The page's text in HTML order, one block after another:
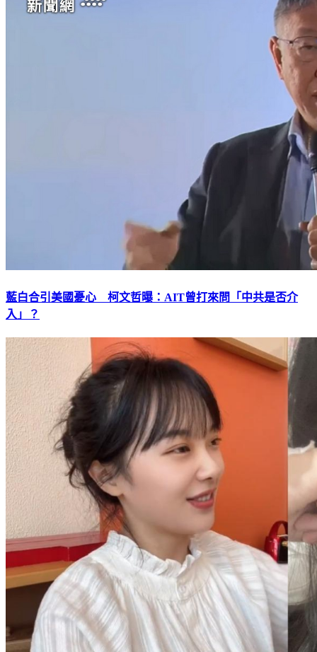
藍白合引美國憂心 柯文哲曝：AIT曾打來問「中共是否介
入」？